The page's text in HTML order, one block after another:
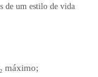
de um estilo de vida
máximo;